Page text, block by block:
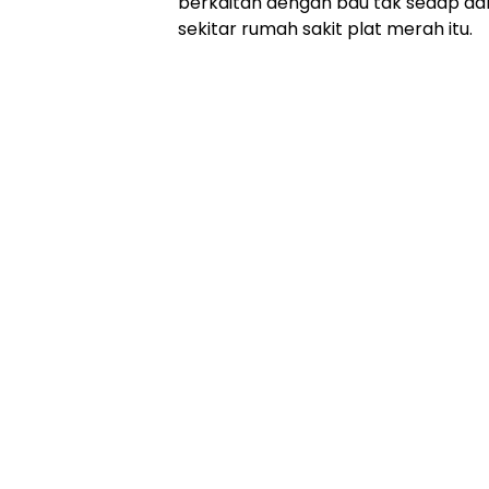
sekitar rumah sakit plat merah itu.